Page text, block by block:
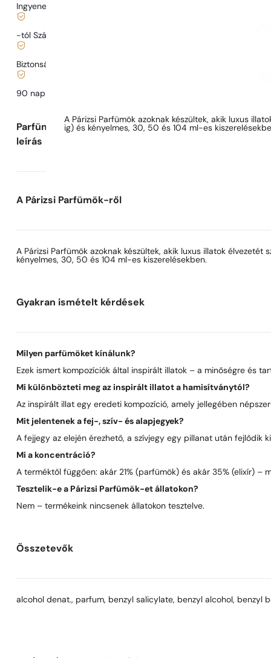
Ingyenes szállítás
-tól Szállítás
Biztonságos vásárlás és fizetés
90 nap az illat
Parfüm
leírás
A Párizsi Parfümök azoknak készültek, akik luxus
ig) és kényelmes, 30, 50 és 104 ml-es
A Párizsi Parfümök-ről
A Párizsi Parfümök azoknak készültek, akik luxus illatok
kényelmes, 30, 50 és 104 ml-es kiszerelésekben.
Gyakran ismételt kérdések
Milyen parfümöket kínálunk?
Ezek ismert kompozíciók által inspirált illatok – a minőségre és
Mi különbözteti meg az inspirált illatot a hamisítványtól?
Az inspirált illat egy eredeti kompozíció, amely jellegében
Mit jelentenek a fej-, szív- és alapjegyek?
A fejjegy az elején érezhető, a szívjegy egy pillanat után fejlődik
Mi a koncentráció?
A terméktől függően: akár 21% (parfümök) és akár 35% (elixír) –
Tesztelik-e a Párizsi Parfümök-et állatokon?
Nem – termékeink nincsenek állatokon tesztelve.
Összetevők
alcohol denat., parfum, benzyl salicylate, benzyl alcohol, benzyl